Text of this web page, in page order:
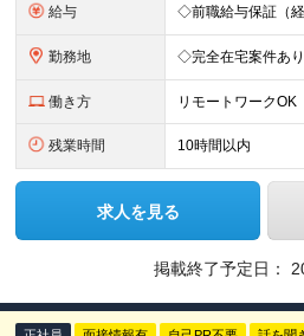
給与
勤務地
働き方 リモートワークOK
残業時間 10時間以内
求人を見る
掲載終了予定日：